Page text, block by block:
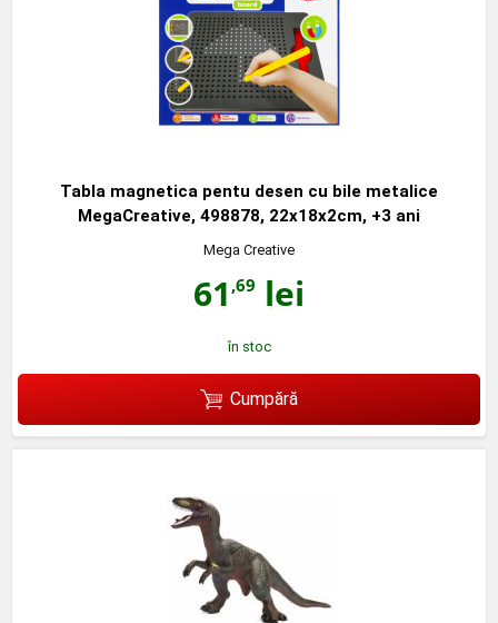
Tabla magnetica pentu desen cu bile metalice
MegaCreative, 498878, 22x18x2cm, +3 ani
Mega Creative
61 ,69 lei
în stoc
Cumpără